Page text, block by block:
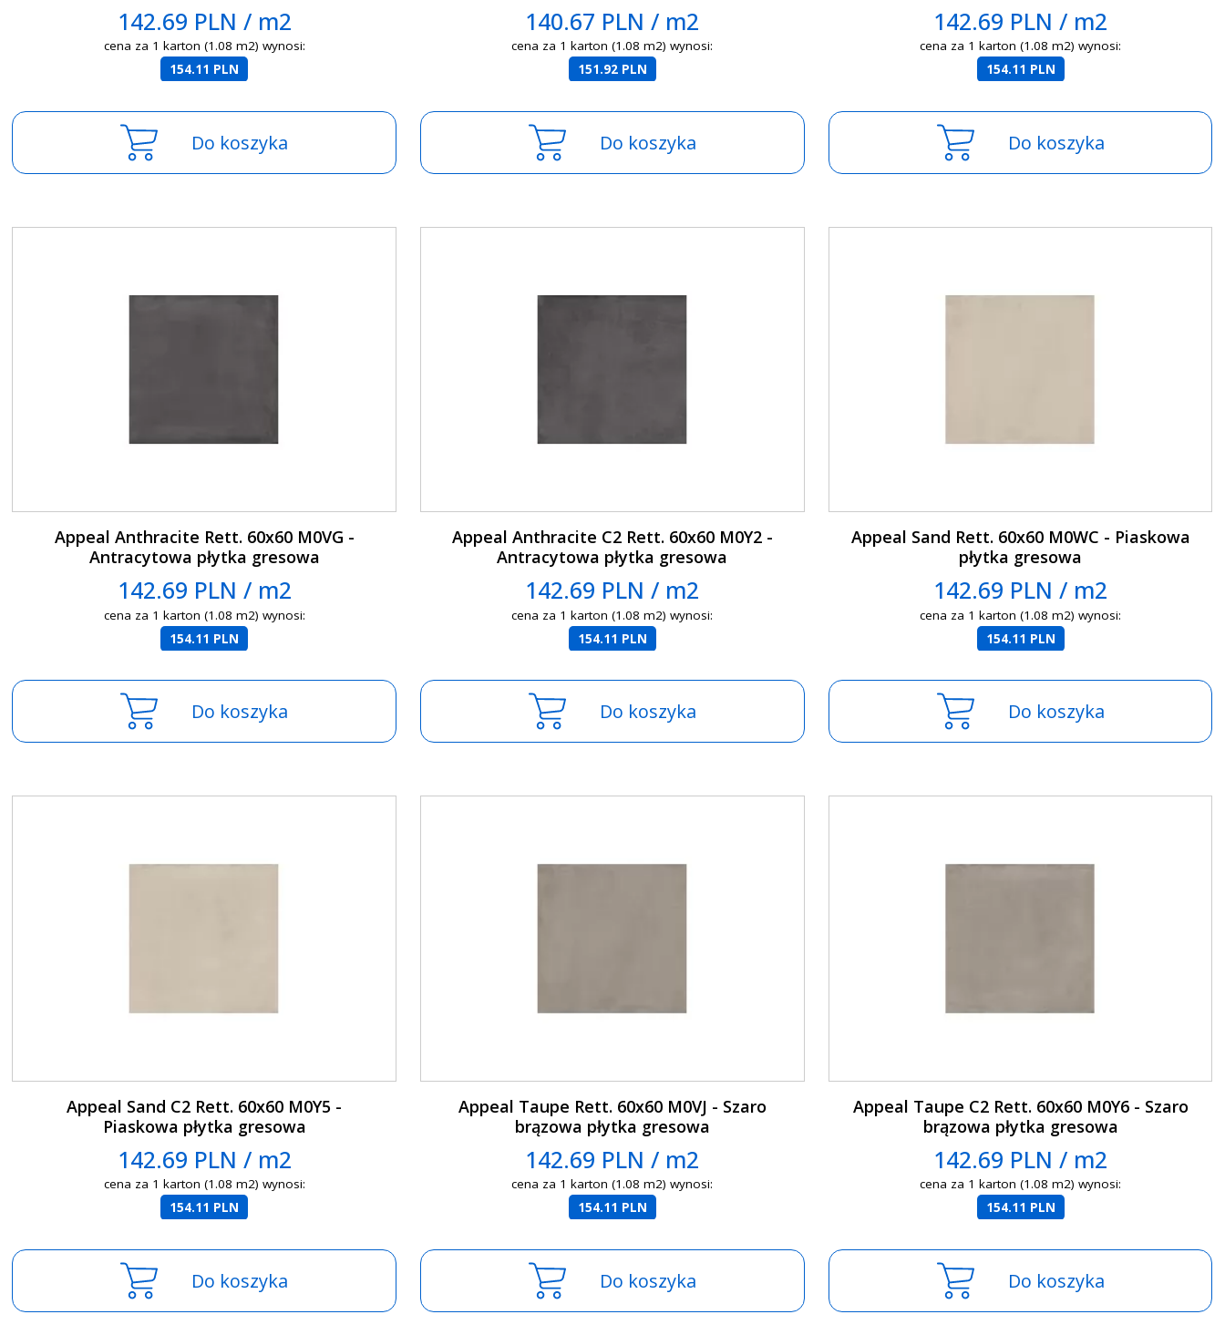
142.69 PLN / m2
cena za 1 karton (1.08 m2) wynosi:
154.11 PLN
Do koszyka
140.67 PLN / m2
cena za 1 karton (1.08 m2) wynosi:
151.92 PLN
Do koszyka
142.69 PLN / m2
cena za 1 karton (1.08 m2) wynosi:
154.11 PLN
Do koszyka
Appeal Anthracite Rett. 60x60 M0VG -
Antracytowa płytka gresowa
142.69 PLN / m2
cena za 1 karton (1.08 m2) wynosi:
154.11 PLN
Do koszyka
Appeal Anthracite C2 Rett. 60x60 M0Y2 -
Antracytowa płytka gresowa
142.69 PLN / m2
cena za 1 karton (1.08 m2) wynosi:
154.11 PLN
Do koszyka
Appeal Sand Rett. 60x60 M0WC - Piaskowa
płytka gresowa
142.69 PLN / m2
cena za 1 karton (1.08 m2) wynosi:
154.11 PLN
Do koszyka
Appeal Sand C2 Rett. 60x60 M0Y5 -
Piaskowa płytka gresowa
142.69 PLN / m2
cena za 1 karton (1.08 m2) wynosi:
154.11 PLN
Do koszyka
Appeal Taupe Rett. 60x60 M0VJ - Szaro
brązowa płytka gresowa
142.69 PLN / m2
cena za 1 karton (1.08 m2) wynosi:
154.11 PLN
Do koszyka
Appeal Taupe C2 Rett. 60x60 M0Y6 - Szaro
brązowa płytka gresowa
142.69 PLN / m2
cena za 1 karton (1.08 m2) wynosi:
154.11 PLN
Do koszyka